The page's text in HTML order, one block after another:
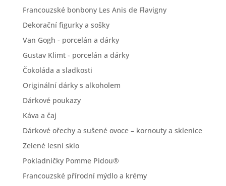
Francouzské bonbony Les Anis de Flavigny
Dekorační figurky a sošky
Van Gogh - porcelán a dárky
Gustav Klimt - porcelán a dárky
Čokoláda a sladkosti
Originální dárky s alkoholem
Dárkové poukazy
Káva a čaj
Dárkové ořechy a sušené ovoce – kornouty a sklenice
Zelené lesní sklo
Pokladničky Pomme Pidou®
Francouzské přírodní mýdlo a krémy